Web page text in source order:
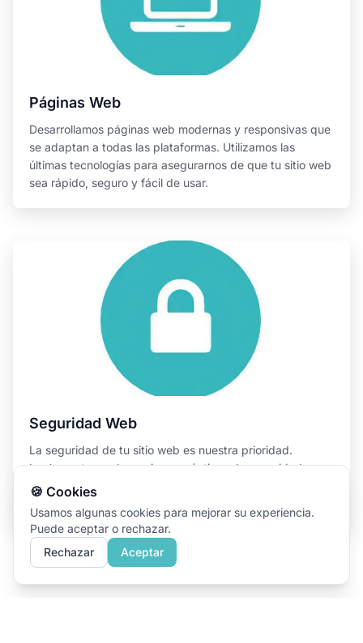
Páginas Web
Desarrollamos páginas web modernas y responsivas que
se adaptan a todas las plataformas. Utilizamos las
últimas tecnologías para asegurarnos de que tu sitio web
sea rápido, seguro y fácil de usar.
Seguridad Web
La seguridad de tu sitio web es nuestra prioridad.
Implementamos las mejores prácticas de seguridad para
proteger tu sitio contra ataques y garantizar que los
🍪 Cookies
Usamos algunas cookies para mejorar su experiencia.
Puede aceptar o rechazar.
Rechazar
Aceptar